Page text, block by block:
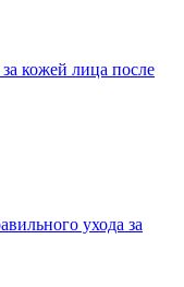
кожей лица после
ухода за